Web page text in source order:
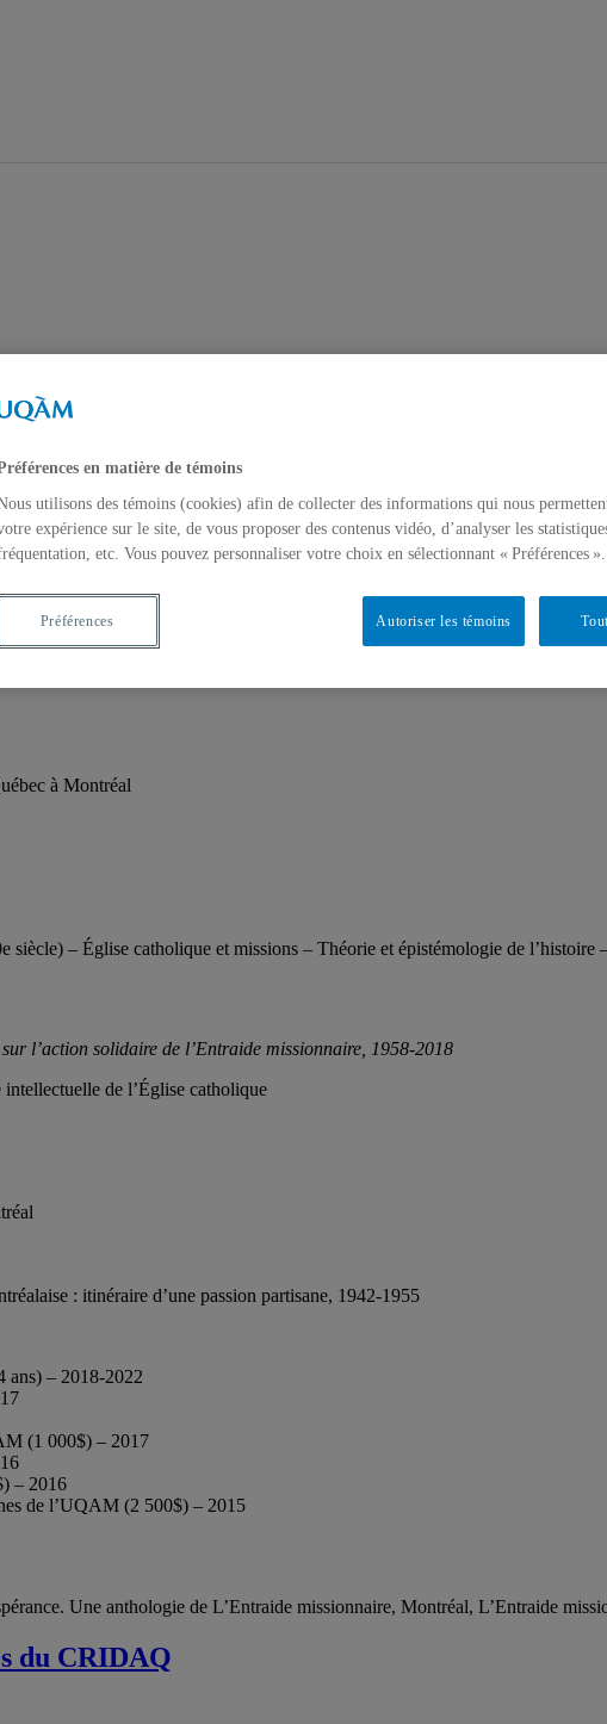
à Montréal
– Église catholique et missions – Théorie et épistémologie de l’histoire
l’action solidaire de l’Entraide missionnaire, 1958-2018
de l’Église catholique
: itinéraire d’une passion partisane, 1942-1955
ans) – 2018-2022
(1 000$) – 2017
– 2016
de l’UQAM (2 500$) – 2015
Une anthologie de L’Entraide missionnaire, Montréal, L’Entraide
du CRIDAQ
en matière de témoins
utilisons des témoins (cookies) afin de collecter des informations qui nous
expérience sur le site, de vous proposer des contenus vidéo, d’analyser les
etc. Vous pouvez personnaliser votre choix en sélectionnant « Préférences ».
Autoriser les témoins
Préférences